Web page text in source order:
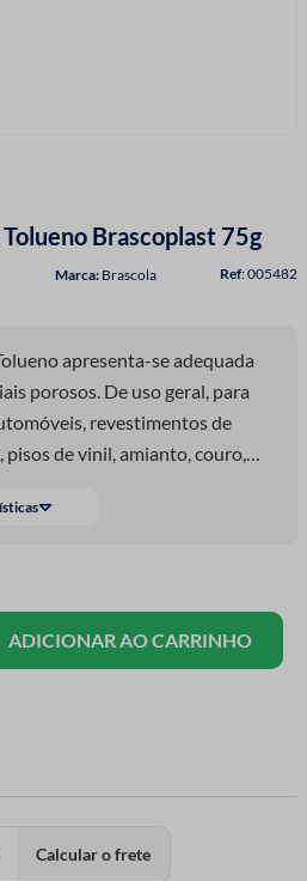
Brascoplast 75g
Brascola :005482
apresenta-se adequada
porosos. De uso geral, para
revestimentos de
de vinil, amianto, couro,
e carpete. Resista até 60° O
ADICIONAR AO CARRINHO
Calcular o frete